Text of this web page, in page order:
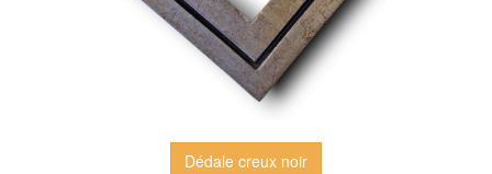
Dédale creux noir